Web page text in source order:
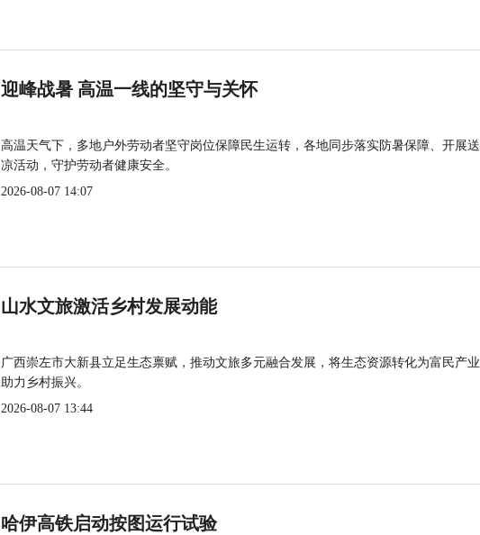
迎峰战暑 高温一线的坚守与关怀
高温天气下，多地户外劳动者坚守岗位保障民生运转，各地同步落实防暑保障、开展
凉活动，守护劳动者健康安全。
2026-08-07 14:07
山水文旅激活乡村发展动能
广西崇左市大新县立足生态禀赋，推动文旅多元融合发展，将生态资源转化为富民产
助力乡村振兴。
2026-08-07 13:44
哈伊高铁启动按图运行试验